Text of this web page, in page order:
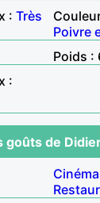
: Très
Poivre
Poids :
:
goûts de
Cinéma